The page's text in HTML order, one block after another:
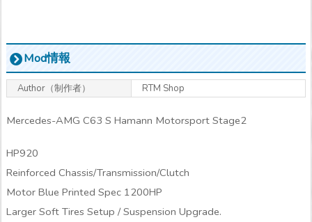
Mod情報
Author（制作者） RTM Shop
Mercedes-AMG C63 S Hamann Motorsport Stage2
HP920
Reinforced Chassis/Transmission/Clutch
Motor Blue Printed Spec 1200HP
Larger Soft Tires Setup / Suspension Upgrade.